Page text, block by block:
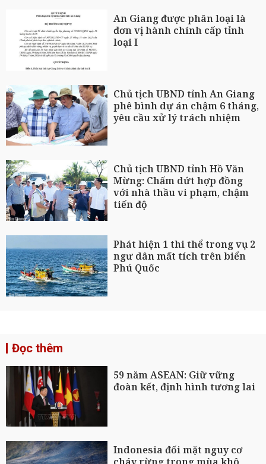
An Giang được phân loại là
đơn vị hành chính cấp tỉnh
loại I
Chủ tịch UBND tỉnh An Giang
phê bình dự án chậm 6 tháng,
yêu cầu xử lý trách nhiệm
Chủ tịch UBND tỉnh Hồ Văn
Mừng: Chấm dứt hợp đồng
với nhà thầu vi phạm, chậm
tiến độ
Phát hiện 1 thi thể trong vụ 2
ngư dân mất tích trên biển
Phú Quốc
Đọc thêm
59 năm ASEAN: Giữ vững
đoàn kết, định hình tương lai
Indonesia đối mặt nguy cơ